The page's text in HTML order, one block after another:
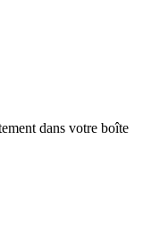
dans votre boîte